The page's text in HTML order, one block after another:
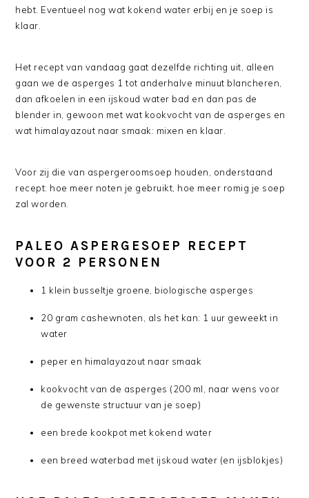
hebt. Eventueel nog wat kokend water erbij en je soep is
klaar.
Het recept van vandaag gaat dezelfde richting uit, alleen
gaan we de asperges 1 tot anderhalve minuut blancheren,
dan afkoelen in een ijskoud water bad en dan pas de
blender in, gewoon met wat kookvocht van de asperges en
wat himalayazout naar smaak: mixen en klaar.
Voor zij die van aspergeroomsoep houden, onderstaand
recept: hoe meer noten je gebruikt, hoe meer romig je soep
zal worden.
PALEO ASPERGESOEP RECEPT
VOOR 2 PERSONEN
1 klein busseltje groene, biologische asperges
20 gram cashewnoten, als het kan: 1 uur geweekt in
water
peper en himalayazout naar smaak
kookvocht van de asperges (200 ml, naar wens voor
de gewenste structuur van je soep)
een brede kookpot met kokend water
een breed waterbad met ijskoud water (en ijsblokjes)